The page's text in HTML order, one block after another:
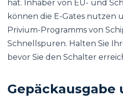
hat. Inhaber von EU- und
können die E-Gates nutzen
Privium-Programms von
Schnellspuren. Halten Sie
bevor Sie den Schalter
Gepäckausgabe